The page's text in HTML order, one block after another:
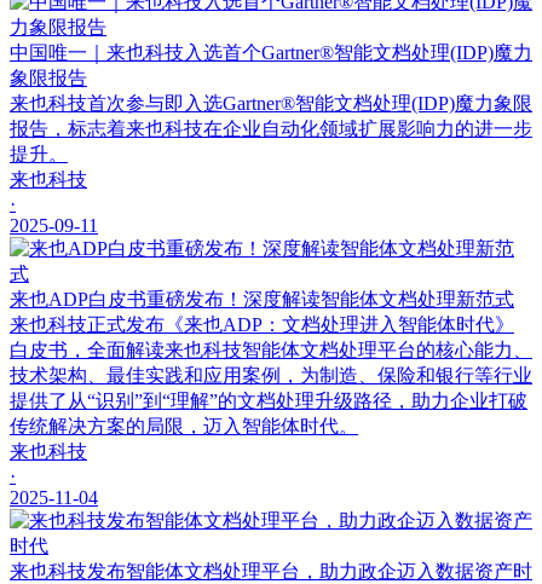
中国唯一｜来也科技入选首个Gartner®智能文档处理(IDP)魔力
象限报告
来也科技首次参与即入选Gartner®智能文档处理(IDP)魔力象限
报告，标志着来也科技在企业自动化领域扩展影响力的进一步
提升。
来也科技
·
2025-09-11
来也ADP白皮书重磅发布！深度解读智能体文档处理新范式
来也科技正式发布《来也ADP：文档处理进入智能体时代》
白皮书，全面解读来也科技智能体文档处理平台的核心能力、
技术架构、最佳实践和应用案例，为制造、保险和银行等行业
提供了从“识别”到“理解”的文档处理升级路径，助力企业打破
传统解决方案的局限，迈入智能体时代。
来也科技
·
2025-11-04
来也科技发布智能体文档处理平台，助力政企迈入数据资产时